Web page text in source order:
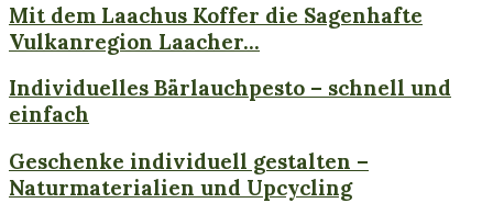
Mit dem Laachus Koffer die Sagenhafte
Vulkanregion Laacher...
Individuelles Bärlauchpesto – schnell und
einfach
Geschenke individuell gestalten –
Naturmaterialien und Upcycling